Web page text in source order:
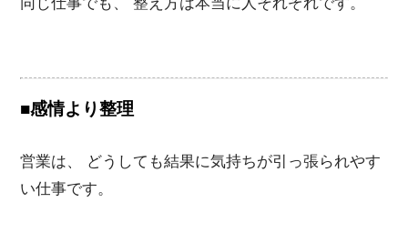
■感情より整理
営業は、 どうしても結果に気持ちが引っ張られやす
い仕事です。